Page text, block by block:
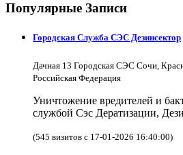
Популярные Записи
Городская Служба СЭС Дезинсектор
Дачная 13 Городская СЭС Сочи,
Российская Федерация
Уничтожение вредителей и
службой Сэс Дератизации,
(545 визитов с 17-01-2026 16:40:00)